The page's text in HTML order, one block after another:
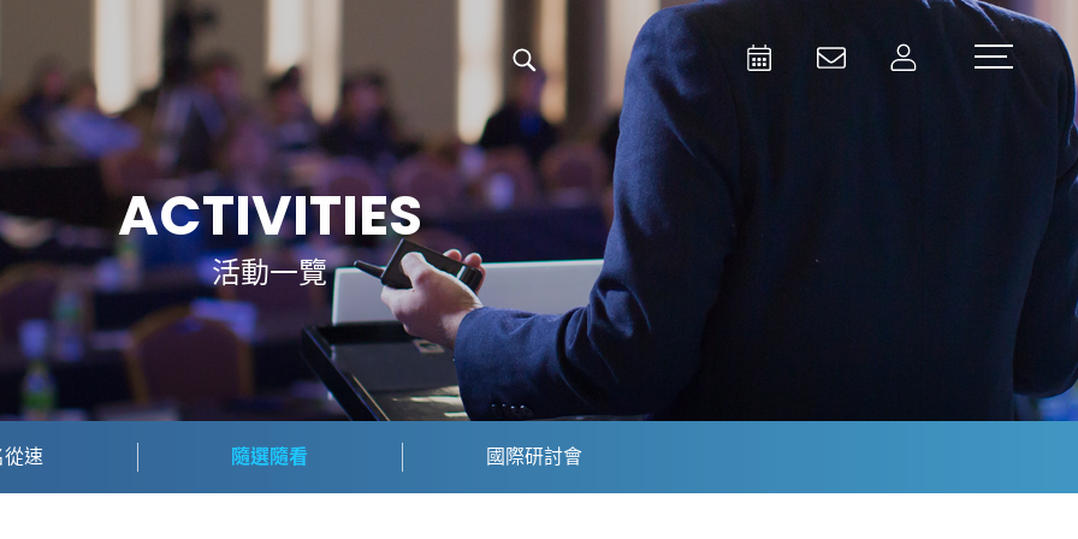
Activities
Contact Us
Member
Aerospace | Defense | Security
Broadcast and Media
ACTIVITIES
活動一覽
速 隨選隨看 國際研討會